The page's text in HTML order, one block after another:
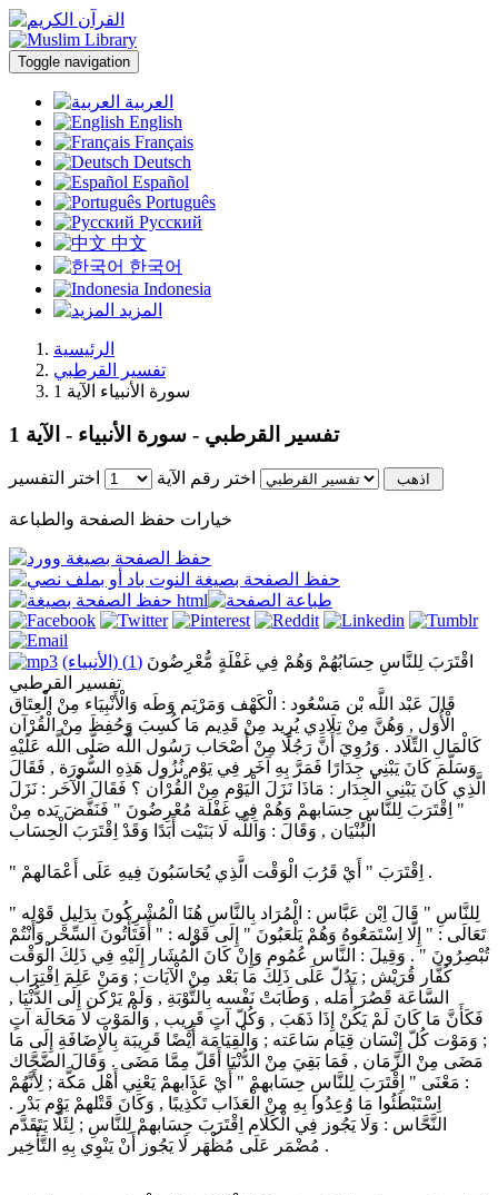
Toggle navigation
العربية
English
Français
Deutsch
Español
Português
Русский
中文
한국어
Indonesia
المزيد
الرئيسية
تفسير القرطبي
سورة الأنبياء الآية 1
تفسير القرطبي - سورة الأنبياء - الآية 1
اختر رقم الآية اختر التفسير
خيارات حفظ الصفحة والطباعة
اقْتَرَبَ لِلنَّاسِ حِسَابُهُمْ وَهُمْ فِي غَفْلَةٍ مُّعْرِضُونَ (1) (الأنبياء)
تفسير القرطبي
قَالَ عَبْد اللَّه بْن مَسْعُود : الْكَهْف وَمَرْيَم وَطَه وَالْأَنْبِيَاء مِنْ الْعِتَاق
الْأُوَل , وَهُنَّ مِنْ تِلَادِي يُرِيد مِنْ قَدِيم مَا كُسِبَ وَحُفِظَ مِنْ الْقُرْآن
كَالْمَالِ التِّلَاد . وَرُوِيَ أَنَّ رَجُلًا مِنْ أَصْحَاب رَسُول اللَّه صَلَّى اللَّه عَلَيْهِ
وَسَلَّمَ كَانَ يَبْنِي جِدَارًا فَمَرَّ بِهِ آخَر فِي يَوْم نُزُول هَذِهِ السُّورَة , فَقَالَ
الَّذِي كَانَ يَبْنِي الْجِدَار : مَاذَا نَزَلَ الْيَوْم مِنْ الْقُرْآن ؟ فَقَالَ الْآخَر : نَزَلَ
" اِقْتَرَبَ لِلنَّاسِ حِسَابهمْ وَهُمْ فِي غَفْلَة مُعْرِضُونَ " فَنَفَّضَ يَده مِنْ
الْبُنْيَان , وَقَالَ : وَاَللَّه لَا بَنَيْت أَبَدًا وَقَدْ اِقْتَرَبَ الْحِسَاب
" اِقْتَرَبَ " أَيْ قَرُبَ الْوَقْت الَّذِي يُحَاسَبُونَ فِيهِ عَلَى أَعْمَالهمْ .
" لِلنَّاسِ " قَالَ اِبْن عَبَّاس : الْمُرَاد بِالنَّاسِ هُنَا الْمُشْرِكُونَ بِدَلِيلِ قَوْله
تَعَالَى : " إِلَّا اِسْتَمَعُوهُ وَهُمْ يَلْعَبُونَ " إِلَى قَوْله : " أَفَتَأْتُونَ السِّحْر وَأَنْتُمْ
تُبْصِرُونَ " . وَقِيلَ : النَّاس عُمُوم وَإِنْ كَانَ الْمُشَار إِلَيْهِ فِي ذَلِكَ الْوَقْت
كُفَّار قُرَيْش ; يَدُلّ عَلَى ذَلِكَ مَا بَعْد مِنْ الْآيَات ; وَمَنْ عَلِمَ اِقْتِرَاب
السَّاعَة قَصُرَ أَمَله , وَطَابَتْ نَفْسه بِالتَّوْبَةِ , وَلَمْ يَرْكَن إِلَى الدُّنْيَا ,
فَكَأَنَّ مَا كَانَ لَمْ يَكُنْ إِذَا ذَهَبَ , وَكُلّ آتٍ قَرِيب , وَالْمَوْت لَا مَحَالَة آتٍ
; وَمَوْت كُلّ إِنْسَان قِيَام سَاعَته ; وَالْقِيَامَة أَيْضًا قَرِيبَة بِالْإِضَافَةِ إِلَى مَا
مَضَى مِنْ الزَّمَان , فَمَا بَقِيَ مِنْ الدُّنْيَا أَقَلّ مِمَّا مَضَى . وَقَالَ الضَّحَّاك
: مَعْنَى " اِقْتَرَبَ لِلنَّاسِ حِسَابهمْ " أَيْ عَذَابهمْ يَعْنِي أَهْل مَكَّة ; لِأَنَّهُمْ
اِسْتَبْطَئُوا مَا وُعِدُوا بِهِ مِنْ الْعَذَاب تَكْذِيبًا , وَكَانَ قَتْلهمْ يَوْم بَدْر .
النَّحَّاس : وَلَا يَجُوز فِي الْكَلَام اِقْتَرَبَ حِسَابهمْ لِلنَّاسِ ; لِئَلَّا يَتَقَدَّم
مُضْمَر عَلَى مُظْهَر لَا يَجُوز أَنْ يَنْوِي بِهِ التَّأْخِير .